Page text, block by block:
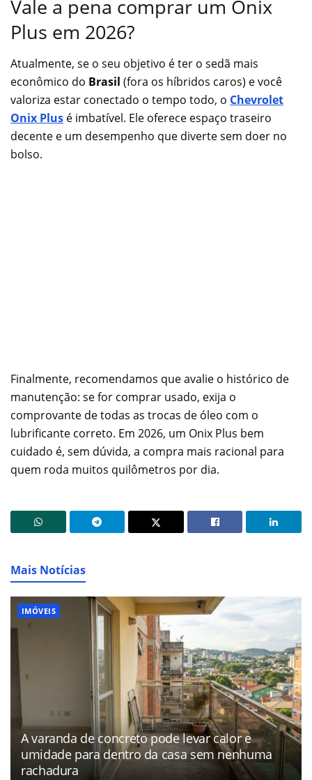
Vale a pena comprar um Onix
Plus em 2026?
Atualmente, se o seu objetivo é ter o sedã mais
econômico do Brasil (fora os híbridos caros) e você
valoriza estar conectado o tempo todo, o Chevrolet
Onix Plus é imbatível. Ele oferece espaço traseiro
decente e um desempenho que diverte sem doer no
bolso.
Finalmente, recomendamos que avalie o histórico de
manutenção: se for comprar usado, exija o
comprovante de todas as trocas de óleo com o
lubrificante correto. Em 2026, um Onix Plus bem
cuidado é, sem dúvida, a compra mais racional para
quem roda muitos quilômetros por dia.
Mais Notícias
IMÓVEIS
A varanda de concreto pode levar calor e
umidade para dentro da casa sem nenhuma
rachadura